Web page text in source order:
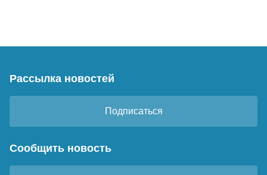
Рассылка новостей
Подписаться
Сообщить новость